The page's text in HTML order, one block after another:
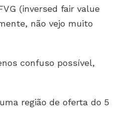
(inversed fair value
não vejo muito
confuso possível,
região de oferta do 5